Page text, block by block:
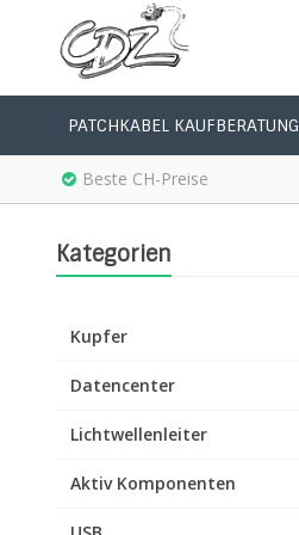
PATCHKABEL KAUFBERATUNG
Beste CH-Preise
Kategorien
Kupfer
Datencenter
Lichtwellenleiter
Aktiv Komponenten